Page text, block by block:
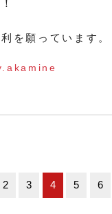
を願っています。
2 3 4 5 6